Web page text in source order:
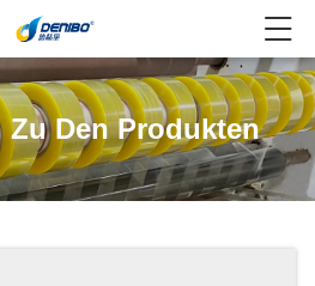
Zu Den Produkten